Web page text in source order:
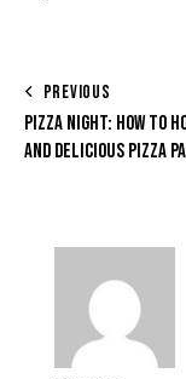
PREVIOUS
PIZZA NIGHT: HOW TO
AND DELICIOUS PIZZA